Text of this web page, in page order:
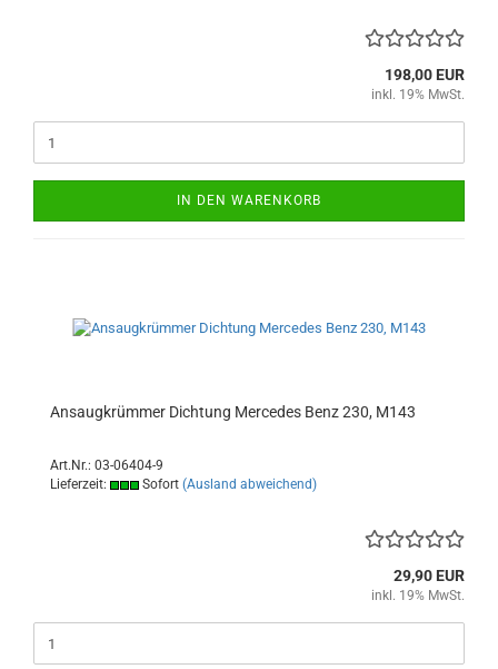
198,00 EUR
inkl. 19% MwSt.
IN DEN WARENKORB
Ansaugkrümmer Dichtung Mercedes Benz 230, M143
Art.Nr.: 03-06404-9
Lieferzeit:
Sofort (Ausland abweichend)
29,90 EUR
inkl. 19% MwSt.